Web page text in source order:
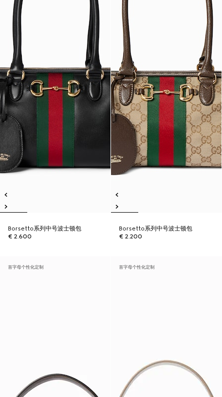
Borsetto系列中号波士顿包
€ 2.600
Borsetto系列中号波士顿包
€ 2.200
首字母个性化定制 首字母个性化定制